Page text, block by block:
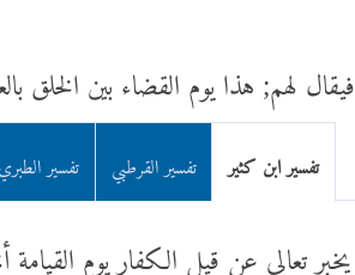
فيقال لهم; هذا يوم القضاء بين الخلق
تفسير ابن كثير تفسير القرطبي تفسير الطبري
يخبر تعالى عن قيل الكفار يوم